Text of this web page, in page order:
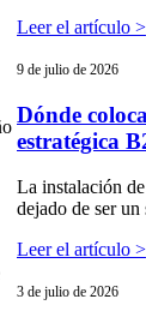
Leer el artículo >
9 de julio de 2026
Dónde
estratégica
La instalación
dejado de ser
Leer el artículo >
3 de julio de 2026